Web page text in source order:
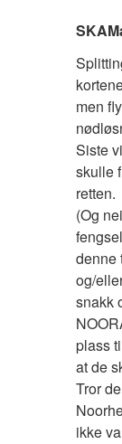
men
Siste
skulle
retten.
(Og
denne
og/
snakk
plass
at de
Tror
ikke